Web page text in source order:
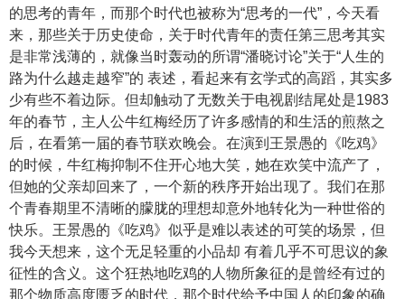
的思考的青年，而那个时代也被称为“思考的一代”，今天看
来，那些关于历史使命，关于时代青年的责任第三思考其实
是非常浅薄的，就像当时轰动的所谓“潘晓讨论”关于“人生的
路为什么越走越窄”的 表述，看起来有玄学式的高蹈，其实多
少有些不着边际。但却触动了无数关于电视剧结尾处是1983
年的春节，主人公牛红梅经历了许多感情的和生活的煎熬之
后，在看第一届的春节联欢晚会。在演到王景愚的《吃鸡》
的时候，牛红梅抑制不住开心地大笑，她在欢笑中流产了，
但她的父亲却回来了，一个新的秩序开始出现了。我们在那
个青春期里不清晰的朦胧的理想却意外地转化为一种世俗的
快乐。王景愚的《吃鸡》似乎是难以表述的可笑的场景，但
我今天想来，这个无足轻重的小品却 有着几乎不可思议的象
征性的含义。这个狂热地吃鸡的人物所象征的是曾经有过的
那个物质高度匮乏的时代，那个时代给予中国人的印象的确